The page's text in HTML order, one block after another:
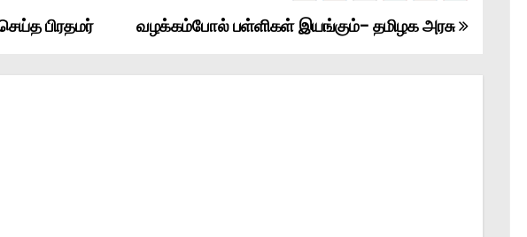
வழக்கம்போல் பள்ளிகள் இயங்கும்- தமிழக அரசு
பிரதமர்